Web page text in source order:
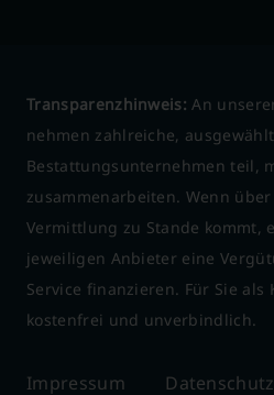
Transparenzhinweis: An
nehmen zahlreiche,
Bestattungsunternehmen teil,
zusammenarbeiten. Wenn
Vermittlung zu Stande kommt,
jeweiligen Anbieter eine
Service finanzieren. Für Sie als
kostenfrei und unverbindlich.
Impressum Datenschutz